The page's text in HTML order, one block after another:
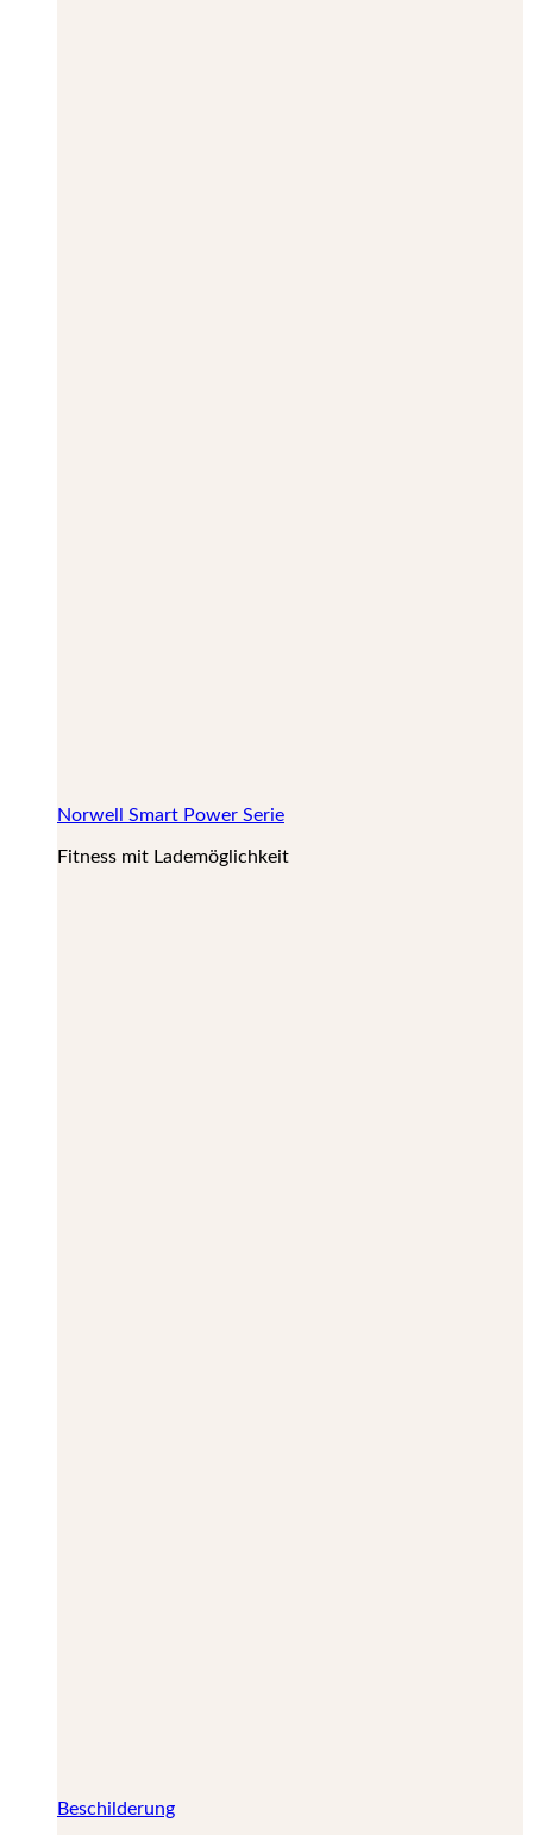
Norwell Smart Power Serie
Fitness mit Lademöglichkeit
Beschilderung